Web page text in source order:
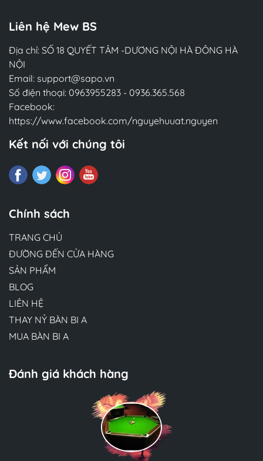
Liên hệ Mew BS
Địa chỉ: SỐ 18 QUYẾT TÂM -DƯƠNG NỘI HÀ ĐÔNG HÀ
NỘI
Email: support@sapo.vn
Số điện thoại: 0963955283 - 0936.365.568
Facebook:
https://www.facebook.com/nguyehuuat.nguyen
Kết nối với chúng tôi
Chính sách
TRANG CHỦ
ĐƯỜNG ĐẾN CỬA HÀNG
SẢN PHẨM
BLOG
LIÊN HỆ
THAY NỶ BÀN BI A
MUA BÀN BI A
Đánh giá khách hàng